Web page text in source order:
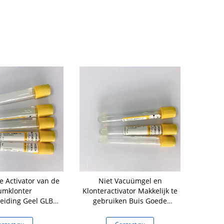
Activator van de
Geel GLB
Niet Vacuümgel en
Klonteractivator Makkelijk te
gebruiken Buis Goede